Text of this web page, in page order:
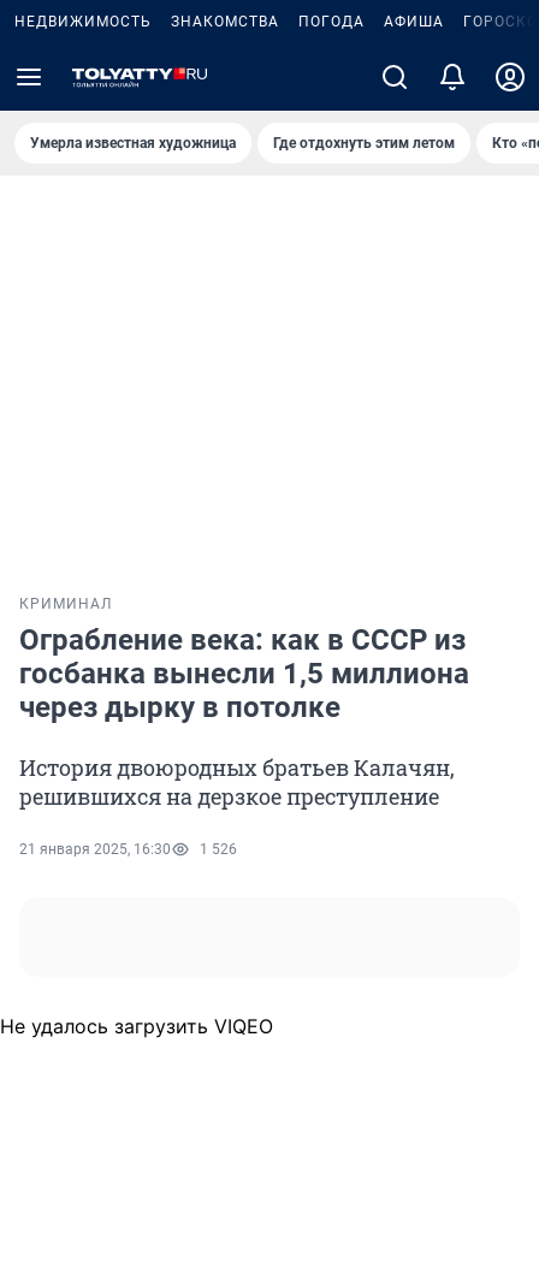
НЕДВИЖИМОСТЬ ЗНАКОМСТВА ПОГОДА АФИША
Умерла известная художница Где отдохнуть этим летом Кто
КРИМИНАЛ
Ограбление века: как в СССР из
госбанка вынесли 1,5 миллиона
через дырку в потолке
История двоюродных братьев Калачян,
решившихся на дерзкое преступление
21 января 2025, 16:30 1 526
Не удалось загрузить VIQEO